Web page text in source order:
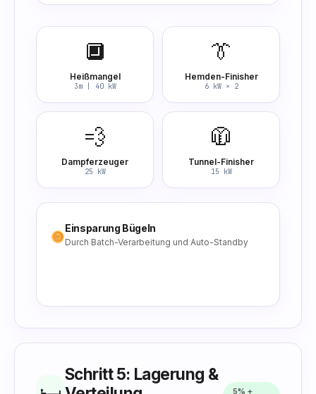
🔲
Heißmangel
3m | 40 kW
👔
Hemden-Finisher
6 kW × 2
💨
Dampferzeuger
25 kW
🧥
Tunnel-Finisher
15 kW
Einsparung Bügeln
Durch Batch-Verarbeitung und Auto-Standby
Schritt 5: Lagerung &
5% +